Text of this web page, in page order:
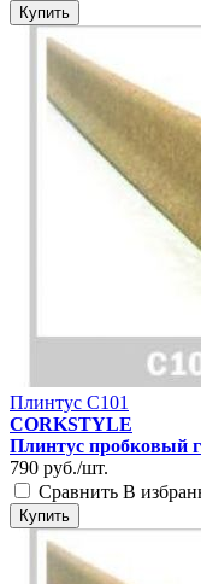
Купить
Плинтус C101
CORKSTYLE
Плинтус пробковый
790 руб./шт.
Сравнить В
Купить